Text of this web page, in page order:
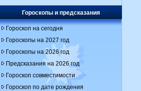
Гороскопы и предсказания
Гороскоп на сегодня
Гороскопы на 2027 год
Гороскопы на 2026 год
Предсказания на 2026 год
Гороскоп совместимости
Гороскоп по дате рождения